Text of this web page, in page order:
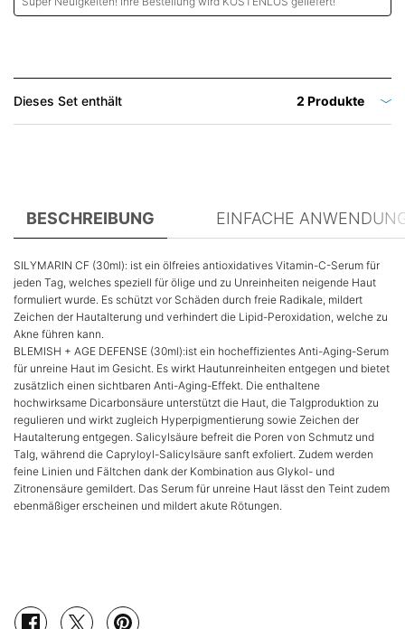
Dieses Set enthält 2 Produkte
BESCHREIBUNG EINFACHE
SILYMARIN CF (30ml): ist ein ölfreies antioxidatives Vitamin-C-Serum für
jeden Tag, welches speziell für ölige und zu Unreinheiten neigende Haut
formuliert wurde. Es schützt vor Schäden durch freie Radikale, mildert
Zeichen der Hautalterung und verhindert die Lipid-Peroxidation, welche zu
Akne führen kann.
BLEMISH + AGE DEFENSE (30ml):ist ein hocheffizientes Anti-Aging-Serum
für unreine Haut im Gesicht. Es wirkt Hautunreinheiten entgegen und bietet
zusätzlich einen sichtbaren Anti-Aging-Effekt. Die enthaltene
hochwirksame Dicarbonsäure unterstützt die Haut, die Talgproduktion zu
regulieren und wirkt zugleich Hyperpigmentierung sowie Zeichen der
Hautalterung entgegen. Salicylsäure befreit die Poren von Schmutz und
Talg, während die Capryloyl-Salicylsäure sanft exfoliert. Zudem werden
feine Linien und Fältchen dank der Kombination aus Glykol- und
Zitronensäure gemildert. Das Serum für unreine Haut lässt den Teint zudem
ebenmäßiger erscheinen und mildert akute Rötungen.
Teilen mit: facebook
Teilen mit: twitterTeilen mit: pinterest